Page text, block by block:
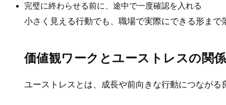
完璧に終わらせる前に、途中で一度確認を入れる
小さく見える行動でも、職場で実際にできる形ま
価値観ワークとユーストレスの関係
ユーストレスとは、成長や前向きな行動につながる